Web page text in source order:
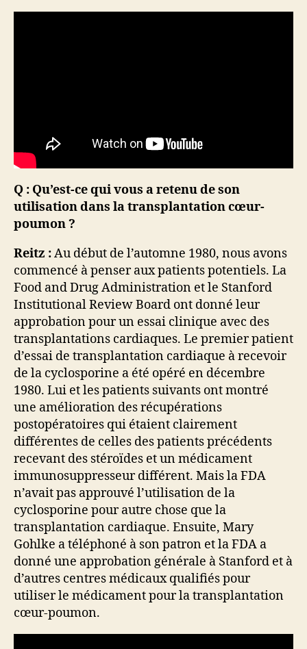
Q : Qu’est-ce qui vous a retenu de son
utilisation dans la transplantation cœur-
poumon ?
Reitz :Au début de l’automne 1980, nous avons
commencé à penser aux patients potentiels. La
Food and Drug Administration et le Stanford
Institutional Review Board ont donné leur
approbation pour un essai clinique avec des
transplantations cardiaques. Le premier patient
d’essai de transplantation cardiaque à recevoir
de la cyclosporine a été opéré en décembre
1980. Lui et les patients suivants ont montré
une amélioration des récupérations
postopératoires qui étaient clairement
différentes de celles des patients précédents
recevant des stéroïdes et un médicament
immunosuppresseur différent. Mais la FDA
n’avait pas approuvé l’utilisation de la
cyclosporine pour autre chose que la
transplantation cardiaque. Ensuite, Mary
Gohlke a téléphoné à son patron et la FDA a
donné une approbation générale à Stanford et à
d’autres centres médicaux qualifiés pour
utiliser le médicament pour la transplantation
cœur-poumon.